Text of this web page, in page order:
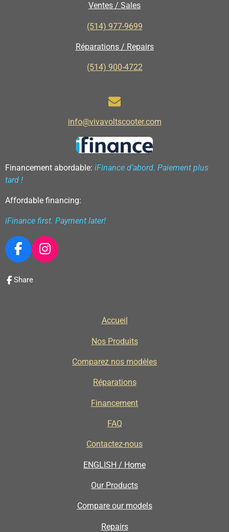
Ventes / Sales
(514) 977-9699
Réparations / Repairs
(514) 900-4722
info@vivavoltscooter.com
Financement abordable: iFinance d’abord. Paiement plus
tard !
Affordable financing:
iFinance first. Payment later!
F
a
c
I
n
Share
Accueil
Nos Produits
Comparez nos modèles
Réparations
Financement
FAQ
Contactez-nous
ENGLISH / Home
Our Products
Compare our models
Repairs